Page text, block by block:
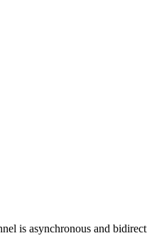
is asynchronous and